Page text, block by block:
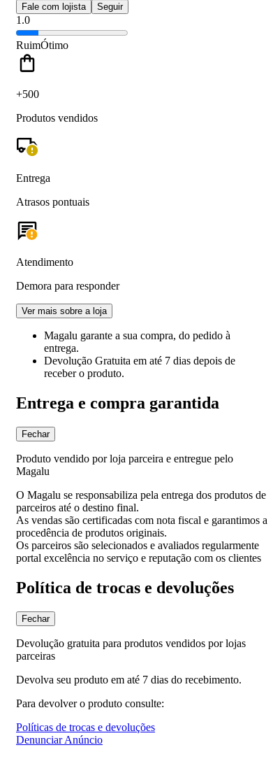
Fale com lojista Seguir
1.0
RuimÓtimo
+500
Produtos vendidos
Entrega
Atrasos pontuais
Atendimento
Demora para responder
Ver mais sobre a loja
Magalu garante a sua compra, do pedido à
entrega.
Devolução Gratuita em até 7 dias depois de
receber o produto.
Entrega e compra garantida
Fechar
Produto vendido por loja parceira e entregue pelo
Magalu
O Magalu se responsabiliza pela entrega dos produtos de
parceiros até o destino final.
As vendas são certificadas com nota fiscal e garantimos a
procedência de produtos originais.
Os parceiros são selecionados e avaliados regularmente
portal excelência no serviço e reputação com os clientes
Política de trocas e devoluções
Fechar
Devolução gratuita para produtos vendidos por lojas
parceiras
Devolva seu produto em até 7 dias do recebimento.
Para devolver o produto consulte:
Políticas de trocas e devoluções
Denunciar Anúncio